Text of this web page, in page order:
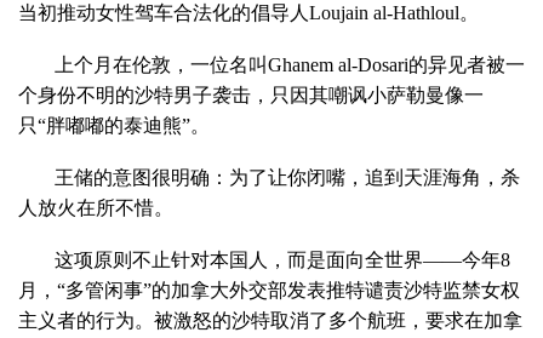
当初推动女性驾车合法化的倡导人Loujain al-Hathloul。
上个月在伦敦，一位名叫Ghanem al-Dosari的异见者被一
个身份不明的沙特男子袭击，只因其嘲讽小萨勒曼像一
只“胖嘟嘟的泰迪熊”。
王储的意图很明确：为了让你闭嘴，追到天涯海角，杀
人放火在所不惜。
这项原则不止针对本国人，而是面向全世界——今年8
月，“多管闲事”的加拿大外交部发表推特谴责沙特监禁女权
主义者的行为。被激怒的沙特取消了多个航班，要求在加拿